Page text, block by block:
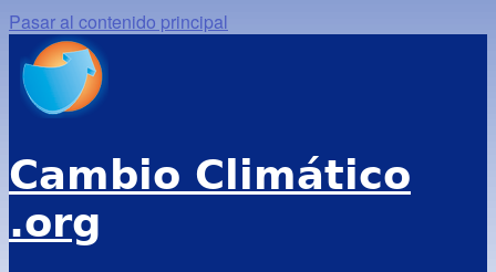
Pasar al contenido principal
Cambio Climático
.org